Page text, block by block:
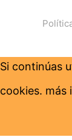
Si continúas
cookies. más